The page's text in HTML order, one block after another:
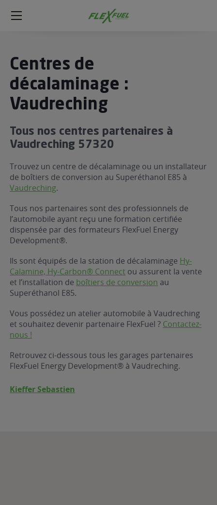
FlexFuel
Méga
le Décalaminage
?
gratuit
du carburant avec
le Superéthanol
?
de mon
garagiste
Centres de
décalaminage :
Vaudreching
Tous nos centres partenaires à
Vaudreching 57320
Trouvez un centre de décalaminage ou un installateur
de boîtiers de conversion au Superéthanol E85 à
Vaudreching.
Tous nos partenaires sont des professionnels de
l’automobile ayant reçu une formation certifiée
dispensée par des formateurs FlexFuel Energy
Development®.
Ils sont équipés de la station de décalaminage Hy-
Calamine, Hy-Carbon® Connect ou assurent la vente
et l’installation de boîtiers de conversion au
Superéthanol E85.
Vous possédez un atelier automobile à Vaudreching
et souhaitez devenir partenaire FlexFuel ? Contactez-
nous !
Retrouvez ci-dessous tous les garages partenaires
FlexFuel Energy Development® à Vaudreching.
Kieffer Sebastien